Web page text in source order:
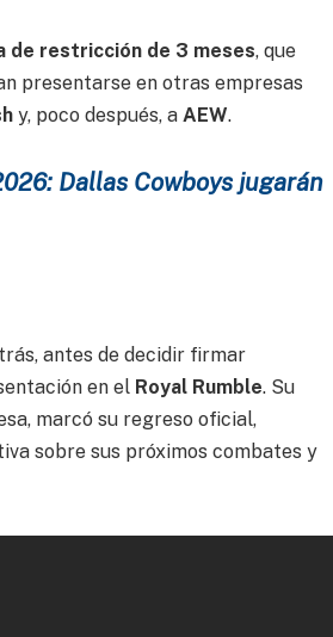
de restricción de 3 meses, que
presentarse en otras empresas
y, poco después, a AEW.
Dallas Cowboys jugarán
antes de decidir firmar
en el Royal Rumble. Su
marcó su regreso oficial,
sobre sus próximos combates y